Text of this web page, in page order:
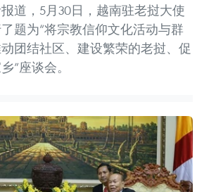
道，5月30日，越南驻老挝大使
题为“将宗教信仰文化活动与群
团结社区、建设繁荣的老挝、促
”座谈会。